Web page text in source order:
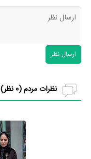
ارسال نظر
نظرات مردم (0 نظر)